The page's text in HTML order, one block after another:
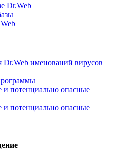
Dr.Web
Dr.Web именований вирусов
и потенциально опасные
и потенциально опасные